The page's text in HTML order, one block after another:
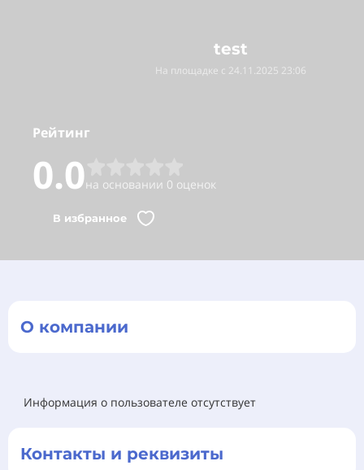
test
На площадке с 24.11.2025 23:06
Рейтинг
0.0на основании 0 оценок
В избранное
О компании
Информация о пользователе отсутствует
Контакты и реквизиты